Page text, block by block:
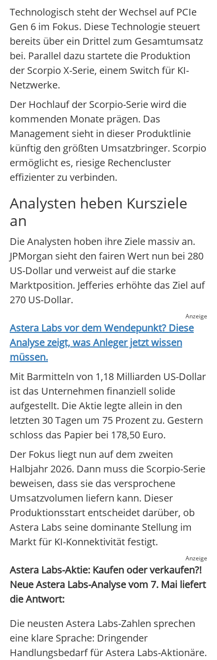
Technologisch steht der Wechsel auf PCIe
Gen 6 im Fokus. Diese Technologie steuert
bereits über ein Drittel zum Gesamtumsatz
bei. Parallel dazu startete die Produktion
der Scorpio X-Serie, einem Switch für KI-
Netzwerke.
Der Hochlauf der Scorpio-Serie wird die
kommenden Monate prägen. Das
Management sieht in dieser Produktlinie
künftig den größten Umsatzbringer. Scorpio
ermöglicht es, riesige Rechencluster
effizienter zu verbinden.
Analysten heben Kursziele
an
Die Analysten hoben ihre Ziele massiv an.
JPMorgan sieht den fairen Wert nun bei 280
US-Dollar und verweist auf die starke
Marktposition. Jefferies erhöhte das Ziel auf
270 US-Dollar.
Anzeige
Astera Labsvor dem Wendepunkt? Diese
Analyse zeigt, was Anleger jetzt wissen
müssen.
Mit Barmitteln von 1,18 Milliarden US-Dollar
ist das Unternehmen finanziell solide
aufgestellt. Die Aktie legte allein in den
letzten 30 Tagen um 75 Prozent zu. Gestern
schloss das Papier bei 178,50 Euro.
Der Fokus liegt nun auf dem zweiten
Halbjahr 2026. Dann muss die Scorpio-Serie
beweisen, dass sie das versprochene
Umsatzvolumen liefern kann. Dieser
Produktionsstart entscheidet darüber, ob
Astera Labs seine dominante Stellung im
Markt für KI-Konnektivität festigt.
Anzeige
Astera Labs-Aktie: Kaufen oder verkaufen?!
Neue Astera Labs-Analyse vom 7. Mai liefert
die Antwort:
Die neusten Astera Labs-Zahlen sprechen
eine klare Sprache: Dringender
Handlungsbedarf für Astera Labs-Aktionäre.